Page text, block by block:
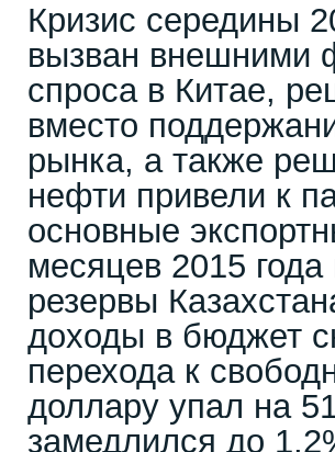
Кризис середины
вызван внешними
спроса в Китае,
вместо
рынка, а также
нефти привели к
основные
месяцев 2015
резервы
доходы в бюджет
перехода к
доллару упал на
замедлился до